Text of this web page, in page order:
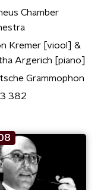
Chamber
Kremer [viool] &
Argerich [piano]
Grammophon
382